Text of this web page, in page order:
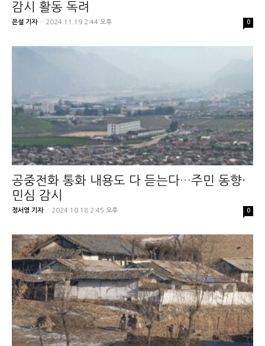
감시 활동 독려
은설 기자 - 2024.11.19 2:44 오후 0
공중전화 통화 내용도 다 듣는다…주민 동향·
민심 감시
정서영 기자 - 2024.10.18 2:45 오후 0